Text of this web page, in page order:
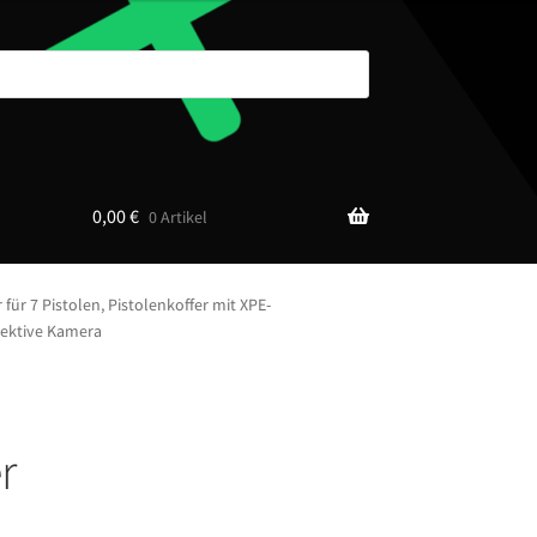
0,00€ 0 Artikel
für 7 Pistolen, Pistolenkoffer mit XPE-
Kamera